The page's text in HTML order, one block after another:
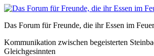
Das Forum für Freunde, die ihr Essen im
Kommunikation zwischen begeisterten
Gleichgesinnten